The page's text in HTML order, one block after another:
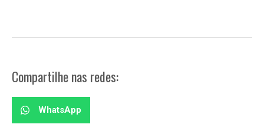
Compartilhe nas redes:
WhatsApp